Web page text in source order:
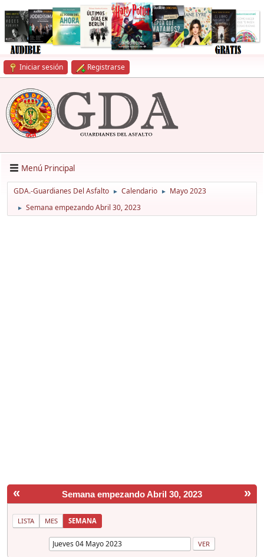
Iniciar sesión Registrarse
Menú Principal
GDA.-Guardianes Del Asfalto ► Calendario ► Mayo 2023
► Semana empezando Abril 30, 2023
« »
Semana empezando Abril 30, 2023
LISTA MES SEMANA